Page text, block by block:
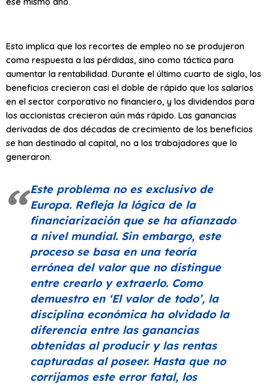
Esto implica que los recortes de empleo no se produjeron
como respuesta a las pérdidas, sino como táctica para
aumentar la rentabilidad. Durante el último cuarto de siglo, los
beneficios crecieron casi el doble de rápido que los salarios
en el sector corporativo no financiero, y los dividendos para
los accionistas crecieron aún más rápido. Las ganancias
derivadas de dos décadas de crecimiento de los beneficios
se han destinado al capital, no a los trabajadores que lo
generaron.
Este problema no es exclusivo de
Europa. Refleja la lógica de la
financiarización que se ha afianzado
a nivel mundial. Sin embargo, este
proceso se basa en una teoría
errónea del valor que no distingue
entre crearlo y extraerlo. Como
demuestro en ‘El valor de todo’, la
disciplina económica ha olvidado la
diferencia entre las ganancias
obtenidas al producir y las rentas
capturadas al poseer. Hasta que no
corrijamos este error fatal, los